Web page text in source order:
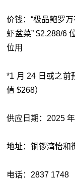
价钱：“极品鲍罗
虾盆菜” $2,288/6
位用
*1 月 24 日或之前
值 $268）
供应日期：2025
地址：铜锣湾怡和
电话：2837 1748